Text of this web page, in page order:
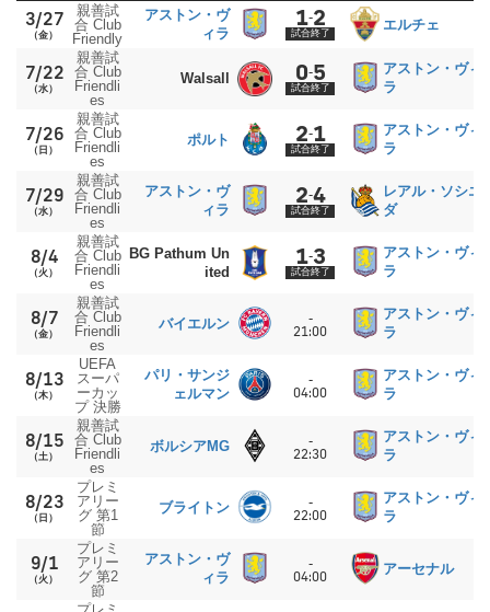
3/27
（金）
親善試
合 Club
Friendly
アストン・ヴ
ィラ
1-2
試合終了
エルチェ
7/22
（水）
親善試
合 Club
Friendli
es
Walsall 0-5
試合終了
アストン・ヴィ
ラ
7/26
（日）
親善試
合 Club
Friendli
es
ポルト 2-1
試合終了
アストン・ヴィ
ラ
7/29
（水）
親善試
合 Club
Friendli
es
アストン・ヴ
ィラ
2-4
試合終了
レアル・ソシエ
ダ
8/4
（火）
親善試
合 Club
Friendli
es
BG Pathum Un
ited
1-3
試合終了
アストン・ヴィ
ラ
8/7
（金）
親善試
合 Club
Friendli
es
バイエルン
-
21:00
アストン・ヴィ
ラ
8/13
（木）
UEFA
スーパ
ーカッ
プ 決勝
パリ・サンジ
ェルマン
-
04:00
アストン・ヴィ
ラ
8/15
（土）
親善試
合 Club
Friendli
es
ボルシアMG
-
22:30
アストン・ヴィ
ラ
8/23
（日）
プレミ
アリー
グ 第1
節
ブライトン
-
22:00
アストン・ヴィ
ラ
9/1
（火）
プレミ
アリー
グ 第2
節
アストン・ヴ
ィラ
-
04:00
アーセナル